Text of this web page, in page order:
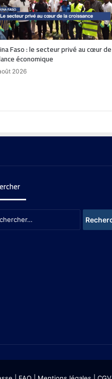
Faso : le secteur privé au cœur de
économique
2026